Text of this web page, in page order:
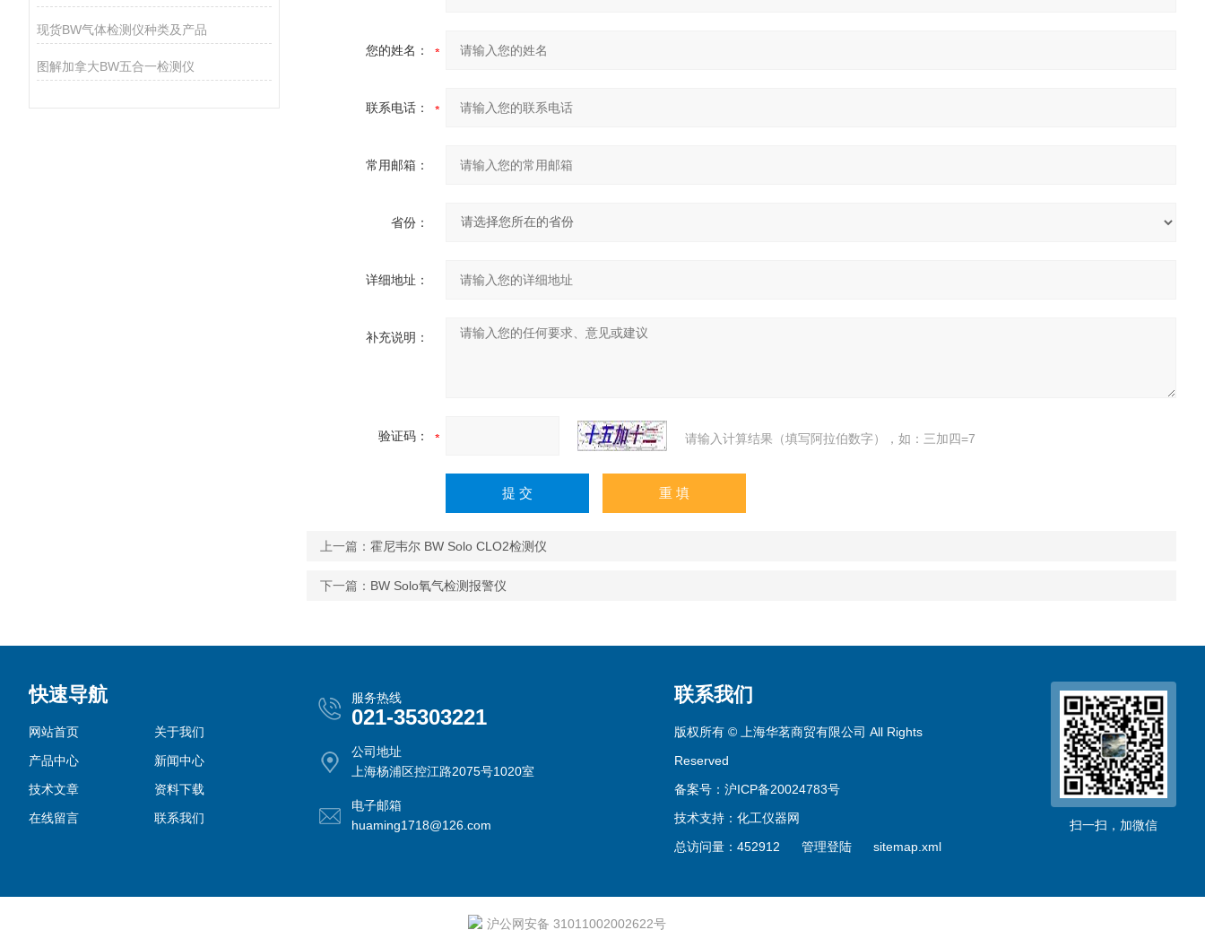
现货BW气体检测仪种类及产品
图解加拿大BW五合一检测仪
您的姓名：
联系电话：
常用邮箱：
省份：
详细地址：
补充说明：
验证码： 请输入计算结果（填写阿拉伯数字），如：三加四=7
上一篇： 霍尼韦尔 BW Solo CLO2检测仪
下一篇： BW Solo氧气检测报警仪
快速导航
网站首页
关于我们
产品中心
新闻中心
技术文章
资料下载
在线留言
联系我们
服务热线
021-35303221
公司地址
上海杨浦区控江路2075号1020室
电子邮箱
huaming1718@126.com
联系我们
版权所有 © 上海华茗商贸有限公司 All Rights
Reserved
备案号：沪ICP备20024783号
技术支持： 化工仪器网
总访问量：452912 管理登陆 sitemap.xml
扫一扫，加微信
沪公网安备 31011002002622号